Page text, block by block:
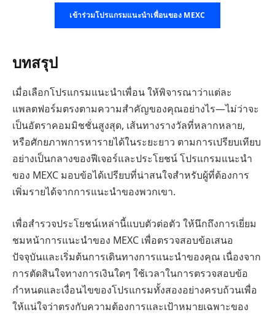
เข้าร่วมโปรแกรมแนะนำเพื่อนของ MEXC
บทสรุป
เมื่อเลือกโปรแกรมแนะนำเพื่อน ให้พิจารณาว่าแต่ละ
แพลตฟอร์มตรงตามความสำคัญของคุณอย่างไร—ไม่ว่าจะ
เป็นอัตราคอมมิชชั่นสูงสุด, เส้นทางรางวัลที่หลากหลาย,
หรือศักยภาพการหารายได้ในระยะยาว ตามการเปรียบเทียบ
อย่างเป็นกลางของฟีเจอร์และประโยชน์ โปรแกรมแนะนำ
ของ MEXC มอบข้อได้เปรียบที่น่าสนใจสำหรับผู้ที่ต้องการ
เพิ่มรายได้จากการแนะนำของพวกเขา.
เพื่อสำรวจประโยชน์เหล่านี้แบบตัวต่อตัว ให้นึกถึงการเยี่ยม
ชมหน้าการแนะนำของ MEXC เพื่อตรวจสอบข้อเสนอ
ปัจจุบันและเริ่มต้นการเดินทางการแนะนำของคุณ เนื่องจาก
การตัดสินใจทางการเงินใดๆ ใช้เวลาในการตรวจสอบข้อ
กำหนดและเงื่อนไขของโปรแกรมทั้งสองอย่างครบถ้วนเพื่อ
ให้แน่ใจว่าตรงกับความต้องการและเป้าหมายเฉพาะของ